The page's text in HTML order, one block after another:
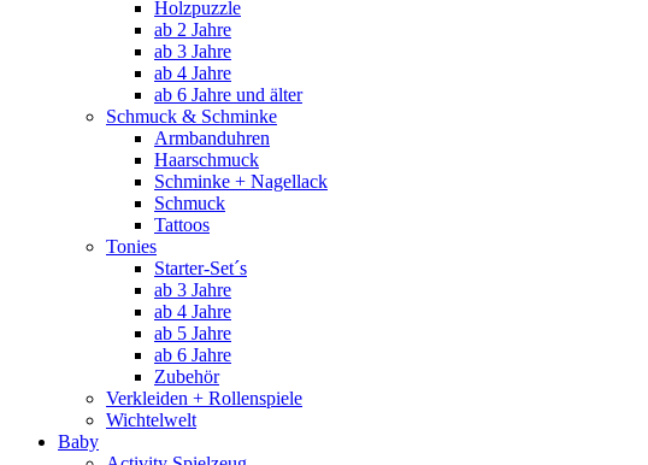
Holzpuzzle
ab 2 Jahre
ab 3 Jahre
ab 4 Jahre
ab 6 Jahre und älter
Schmuck & Schminke
Armbanduhren
Haarschmuck
Schminke + Nagellack
Schmuck
Tattoos
Tonies
Starter-Set´s
ab 3 Jahre
ab 4 Jahre
ab 5 Jahre
ab 6 Jahre
Zubehör
Verkleiden + Rollenspiele
Wichtelwelt
Baby